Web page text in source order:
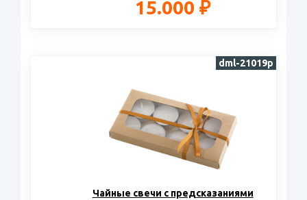
15.000 ₽
Чайные свечи с предсказаниями
dml-21019p